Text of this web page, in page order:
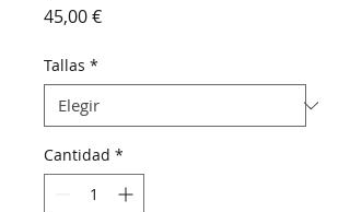
45,00 €Precio
Tallas *
Cantidad *